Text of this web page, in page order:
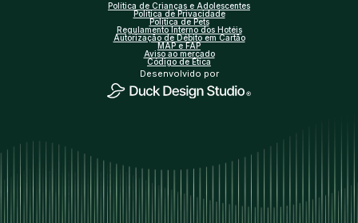
Política de Crianças e Adolescentes
Política de Privacidade
Política de Pets
Regulamento Interno dos Hotéis
Autorização de Débito em Cartão
MAP e FAP
Aviso ao mercado
Código de Ética
Desenvolvido por